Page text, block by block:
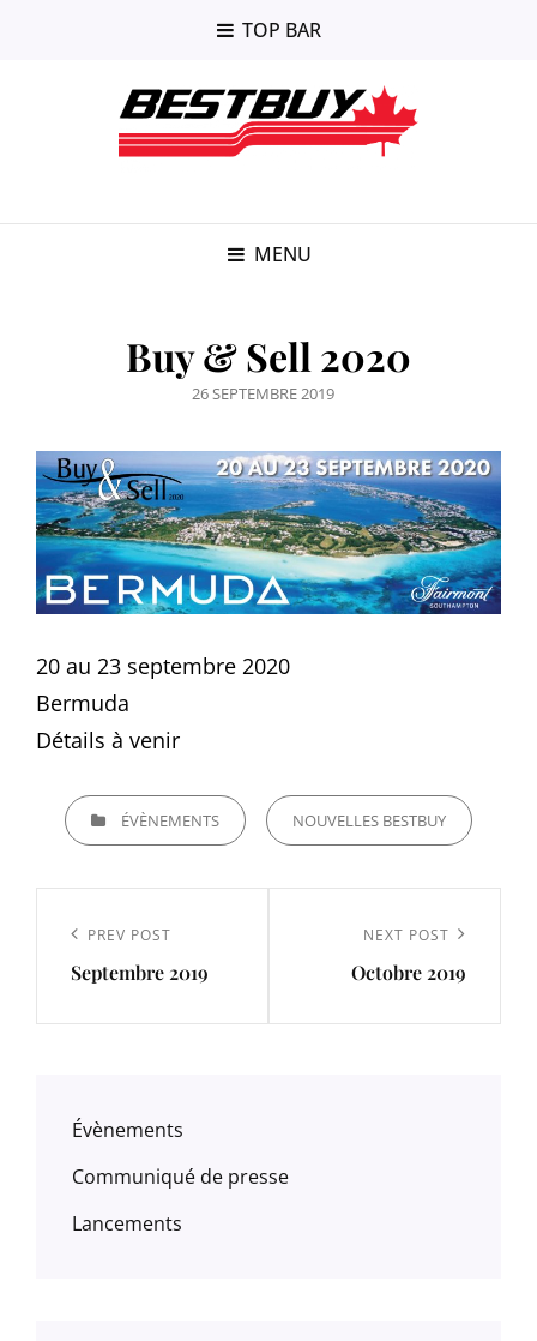
TOP BAR
MENU
Buy & Sell 2020
POSTED
26 SEPTEMBRE 2019
20 au 23 septembre 2020
Bermuda
Détails à venir
CATEGORIESÉVÈNEMENTS NOUVELLES BESTBUY
l’article
Previous
Post
PREV POST
Septembre 2019
NEXT POST
Octobre 2019
Évènements
Communiqué de presse
Lancements